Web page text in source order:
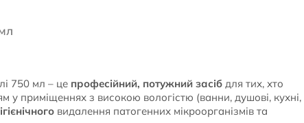
750 мл – це професійний, потужний засіб для тих, хто
у приміщеннях з високою вологістю (ванни, душові, кухні,
видалення патогенних мікроорганізмів та